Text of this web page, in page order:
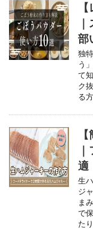
部
独
う
て
ク
る
適
生
ジ
ま
で
た